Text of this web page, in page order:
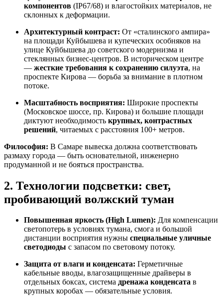
компонентов (IP67/68) и влагостойких материалов, не
склонных к деформации.
Архитектурный контраст: От «сталинского ампира»
на площади Куйбышева и купеческих особняков на
улице Куйбышева до советского модернизма и
стеклянных бизнес-центров. В историческом центре
— жесткие требования к сохранению силуэта, на
проспекте Кирова — борьба за внимание в плотном
потоке.
Масштабность восприятия: Широкие проспекты
(Московское шоссе, пр. Кирова) и большие площади
диктуют необходимость крупных, контрастных
решений, читаемых с расстояния 100+ метров.
Философия: В Самаре вывеска должна соответствовать
размаху города — быть основательной, инженерно
продуманной и не бояться пространства.
2. Технологии подсветки: свет,
пробивающий волжский туман
Повышенная яркость (High Lumen): Для компенсации
светопотерь в условиях тумана, смога и большой
дистанции восприятия нужны специальные уличные
светодиоды с запасом по световому потоку.
Защита от влаги и конденсата: Герметичные
кабельные вводы, влагозащищенные драйверы в
отдельных боксах, система дренажа конденсата в
крупных коробах — обязательные условия.